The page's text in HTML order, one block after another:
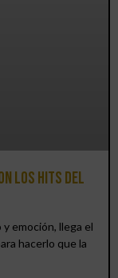
los hits del
emoción, llega el
hacerlo que la